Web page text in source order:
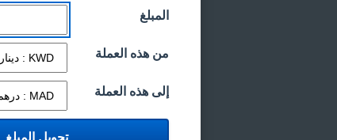
المبلغ
من هذه العملة
إلى هذه العملة